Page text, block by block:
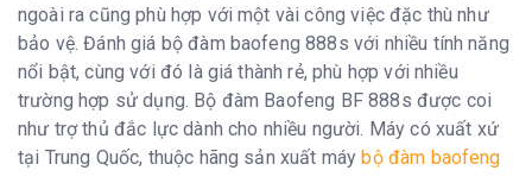
Kích thước
Kích thước
(Không anten)
34,5 × 56,8 × 115,5 mm
Trọng lượng 180g
Khoảng cách liên lạc
ngoài ra cũng phù hợp với một vài công việc đặc thù như
bảo vệ. Đánh giá bộ đàm baofeng 888s với nhiều tính năng
nổi bật, cùng với đó là giá thành rẻ, phù hợp với nhiều
trường hợp sử dụng. Bộ đàm Baofeng BF 888s được coi
như trợ thủ đắc lực dành cho nhiều người. Máy có xuất xứ
tại Trung Quốc, thuộc hãng sản xuất máy bộ đàm baofeng